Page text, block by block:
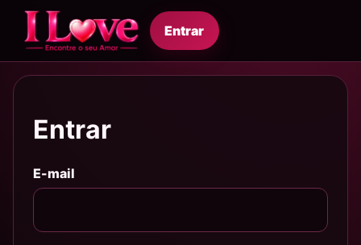
Entrar
Entrar
E-mail